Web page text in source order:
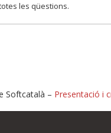
les qüestions.
Softcatalà – Presentació i